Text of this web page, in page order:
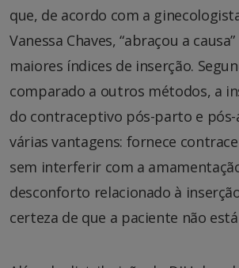
que, de acordo com a
Vanessa Chaves, “abraçou a
maiores índices de inserção.
comparado a outros métodos, a
do contraceptivo pós-parto e
várias vantagens: fornece
sem interferir com a
desconforto relacionado à
certeza de que a paciente não